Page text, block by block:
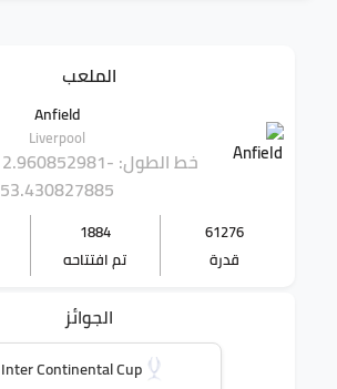
الملعب
Anfield
Liverpool
خط الطول: -2.960852981
53.430827885
61276
قدرة
1884
تم افتتاحه
الجوائز
Inter Continental Cup